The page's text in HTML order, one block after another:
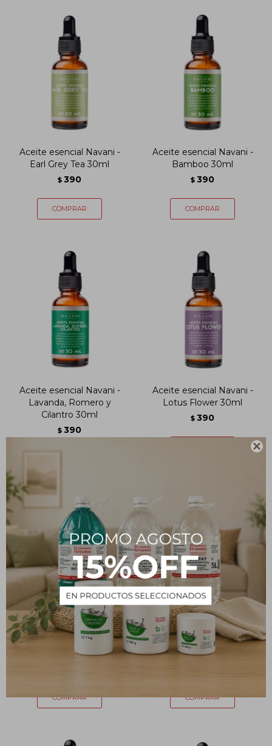

Aceite esencial Navani -
Earl Grey Tea 30ml
$ 390
Aceite esencial Navani -
Bamboo 30ml
$ 390
Aceite esencial Navani -
Lavanda, Romero y
Cilantro 30ml
$ 390
Aceite esencial Navani -
Lotus Flower 30ml
$ 390
Aceite esencial Navani -
Pepino 30ml
Aceite esencial Navani -
Mango y Durazno 30ml